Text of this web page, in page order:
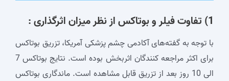
1) تفاوت فیلر و بوتاکس از نظر میزان اثرگذاری :
با توجه به گفته‌های آکادمی چشم پزشکی آمریکا، تزریق بوتاکس
برای اکثر مراجعه کنندگان اثربخش بوده است. نتایج بوتاکس 7
الی 10 روز بعد از تزریق قابل مشاهده است. ماندگاری بوتاکس